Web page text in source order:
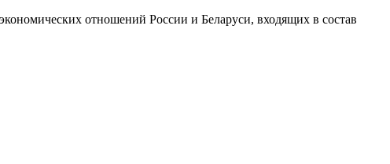
отношений России и Беларуси, входящих в состав